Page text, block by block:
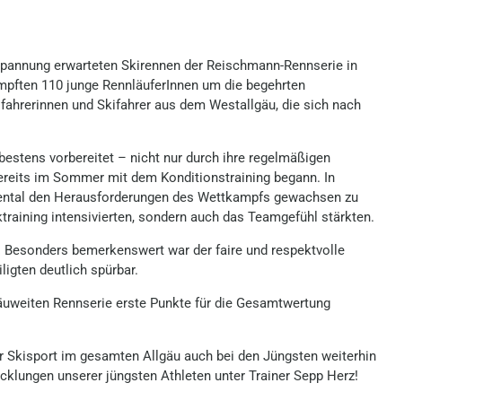
erwarteten Skirennen der Reischmann-Rennserie in
110 junge RennläuferInnen um die begehrten
und Skifahrer aus dem Westallgäu, die sich nach
vorbereitet – nicht nur durch ihre regelmäßigen
im Sommer mit dem Konditionstraining begann. In
den Herausforderungen des Wettkampfs gewachsen zu
intensivierten, sondern auch das Teamgefühl stärkten.
bemerkenswert war der faire und respektvolle
deutlich spürbar.
Rennserie erste Punkte für die Gesamtwertung
im gesamten Allgäu auch bei den Jüngsten weiterhin
unserer jüngsten Athleten unter Trainer Sepp Herz!